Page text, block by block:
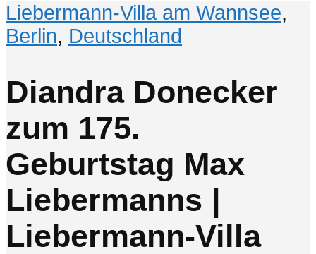
Liebermann-Villa am Wannsee,
Berlin, Deutschland
Diandra Donecker
zum 175.
Geburtstag Max
Liebermanns |
Liebermann-Villa